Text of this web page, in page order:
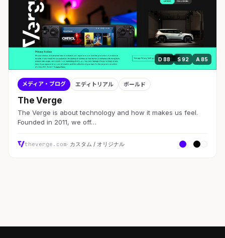
D 88 S 92 A 85
メディア・ブログ エディトリアル ボールド
The Verge
The Verge is about technology and how it makes us feel.
Founded in 2011, we off…
theverge.com· カスタム / オリジナル